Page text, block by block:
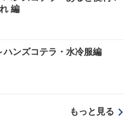
編
ハンズコテラ・水冷服編
もっと見る